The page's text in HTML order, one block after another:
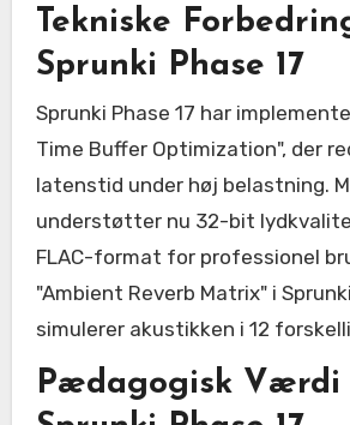
Tekniske
Sprunki Phase 17
Sprunki Phase 17 har
Time Buffer Optimization", der
latenstid under høj belastning.
understøtter nu 32-bit
FLAC-format for professionel
"Ambient Reverb Matrix" i
simulerer akustikken i 12
Pædagogisk Værdi